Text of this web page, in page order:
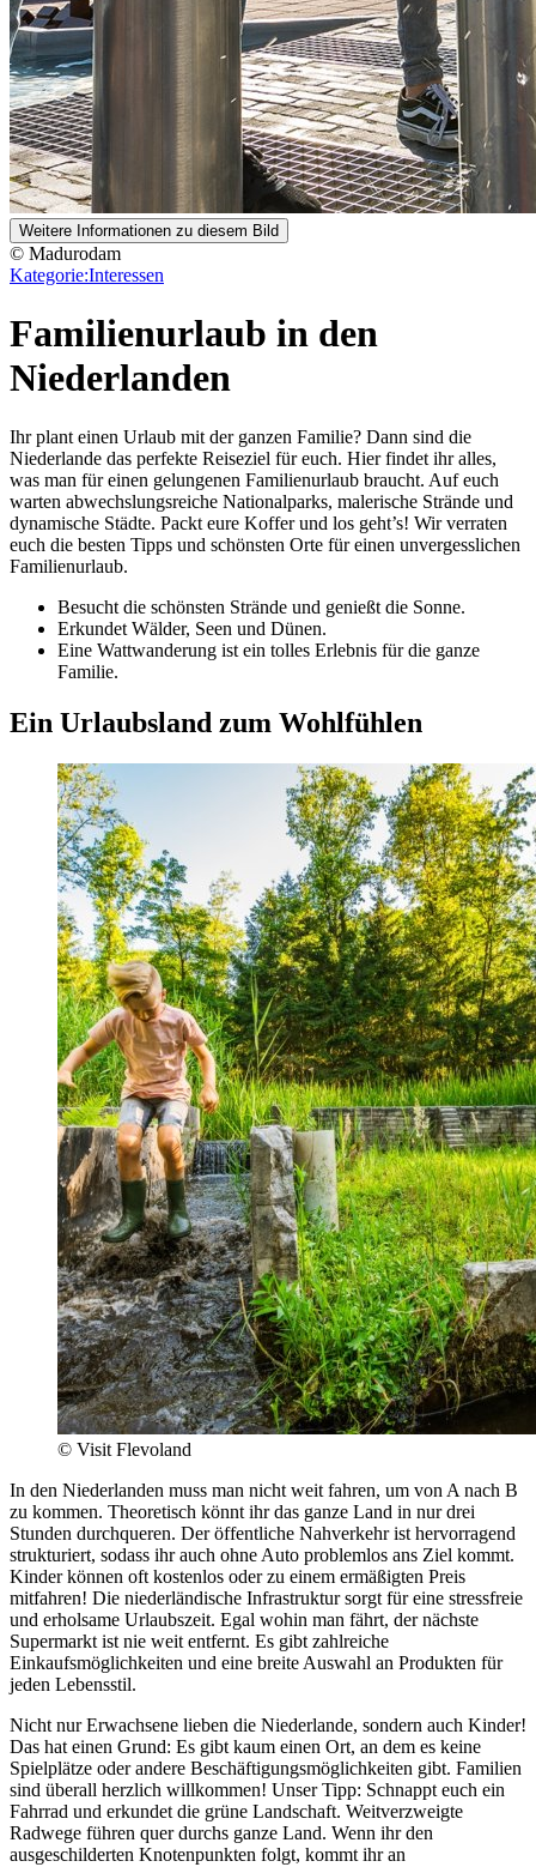
Weitere Informationen zu diesem Bild
© Madurodam
Kategorie:Interessen
Familienurlaub in den
Niederlanden
Ihr plant einen Urlaub mit der ganzen Familie? Dann sind die
Niederlande das perfekte Reiseziel für euch. Hier findet ihr alles,
was man für einen gelungenen Familienurlaub braucht. Auf euch
warten abwechslungsreiche Nationalparks, malerische Strände und
dynamische Städte. Packt eure Koffer und los geht’s! Wir verraten
euch die besten Tipps und schönsten Orte für einen unvergesslichen
Familienurlaub.
Besucht die schönsten Strände und genießt die Sonne.
Erkundet Wälder, Seen und Dünen.
Eine Wattwanderung ist ein tolles Erlebnis für die ganze
Familie.
Ein Urlaubsland zum Wohlfühlen
© Visit Flevoland
In den Niederlanden muss man nicht weit fahren, um von A nach B
zu kommen. Theoretisch könnt ihr das ganze Land in nur drei
Stunden durchqueren. Der öffentliche Nahverkehr ist hervorragend
strukturiert, sodass ihr auch ohne Auto problemlos ans Ziel kommt.
Kinder können oft kostenlos oder zu einem ermäßigten Preis
mitfahren! Die niederländische Infrastruktur sorgt für eine stressfreie
und erholsame Urlaubszeit. Egal wohin man fährt, der nächste
Supermarkt ist nie weit entfernt. Es gibt zahlreiche
Einkaufsmöglichkeiten und eine breite Auswahl an Produkten für
jeden Lebensstil.
Nicht nur Erwachsene lieben die Niederlande, sondern auch Kinder!
Das hat einen Grund: Es gibt kaum einen Ort, an dem es keine
Spielplätze oder andere Beschäftigungsmöglichkeiten gibt. Familien
sind überall herzlich willkommen! Unser Tipp: Schnappt euch ein
Fahrrad und erkundet die grüne Landschaft. Weitverzweigte
Radwege führen quer durchs ganze Land. Wenn ihr den
ausgeschilderten Knotenpunkten folgt, kommt ihr an